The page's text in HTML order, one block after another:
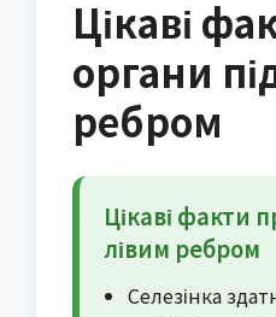
Цікаві
органи
ребром
Цікаві факти
лівим ребром
Селезінка